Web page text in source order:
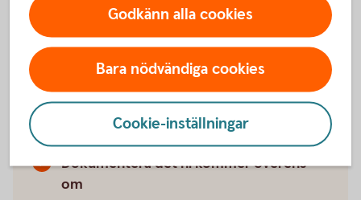
Så lyckas ni med
generationsskiftet
Börja processen i god tid
Prioritera dialog före juridik
Acceptera att kompromisser behövs
Ta in expertstöd när strukturen ska sättas
Dokumentera det ni kommer överens
om
Godkänn alla cookies
Bara nödvändiga cookies
Cookie-inställningar